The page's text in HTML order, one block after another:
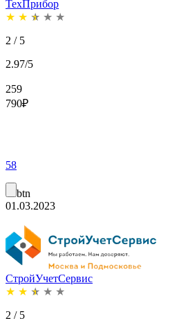
ТехПрибор
★ ★ ★ ★ ★
2 / 5
2.97/5
259
790₽
58
btn
01.03.2023
СтройУчетСервис
★ ★ ★ ★ ★
2 / 5